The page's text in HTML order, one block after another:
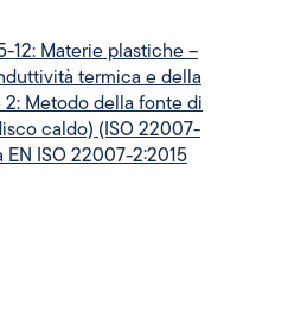
12: Materie plastiche –
termica e della
Metodo della fonte di
caldo) (ISO 22007-
EN ISO 22007-2:2015